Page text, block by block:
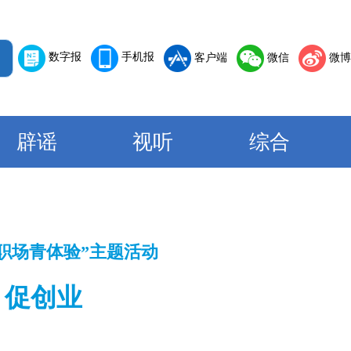
数字报 手机报 客户端 微信 微博
辟谣 视听 综合
场青体验”主题活动
创业